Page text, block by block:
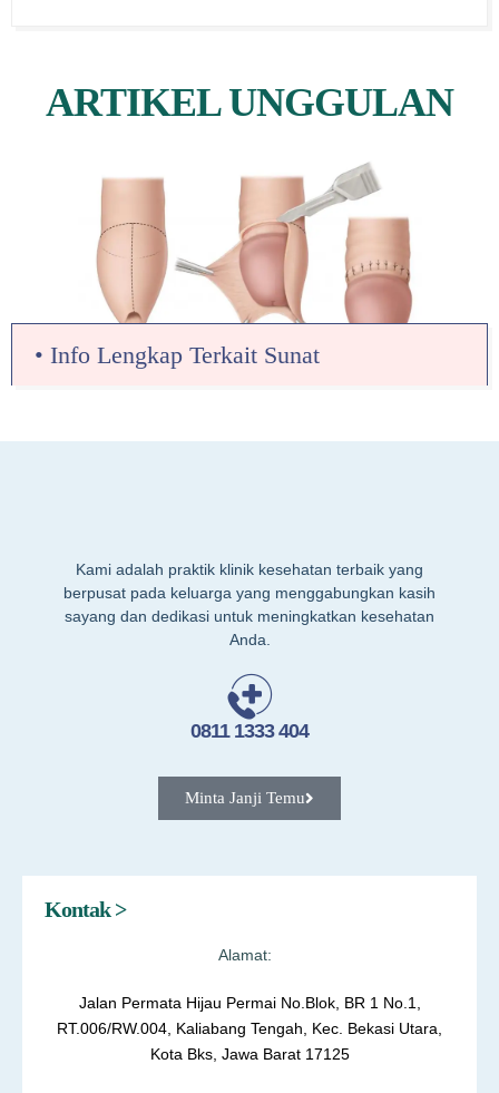
ARTIKEL UNGGULAN
• Info Lengkap Terkait Sunat
Kami adalah praktik klinik kesehatan terbaik yang
berpusat pada keluarga yang menggabungkan kasih
sayang dan dedikasi untuk meningkatkan kesehatan
Anda.
0811 1333 404
Minta Janji Temu
Kontak >
Alamat:
Jalan Permata Hijau Permai No.Blok, BR 1 No.1,
RT.006/RW.004, Kaliabang Tengah, Kec. Bekasi Utara,
Kota Bks, Jawa Barat 17125